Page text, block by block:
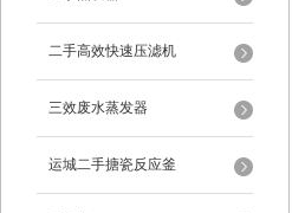
二手高效快速压滤机
三效废水蒸发器
运城二手搪瓷反应釜